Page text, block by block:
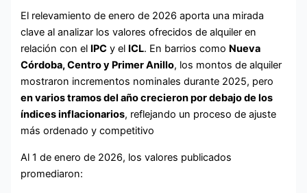
El relevamiento de enero de 2026 aporta una mirada
clave al analizar los valores ofrecidos de alquiler en
relación con el IPC y el ICL. En barrios como Nueva
Córdoba, Centro y Primer Anillo, los montos de alquiler
mostraron incrementos nominales durante 2025, pero
en varios tramos del año crecieron por debajo de los
índices inflacionarios, reflejando un proceso de ajuste
más ordenado y competitivo
Al 1 de enero de 2026, los valores publicados
promediaron: